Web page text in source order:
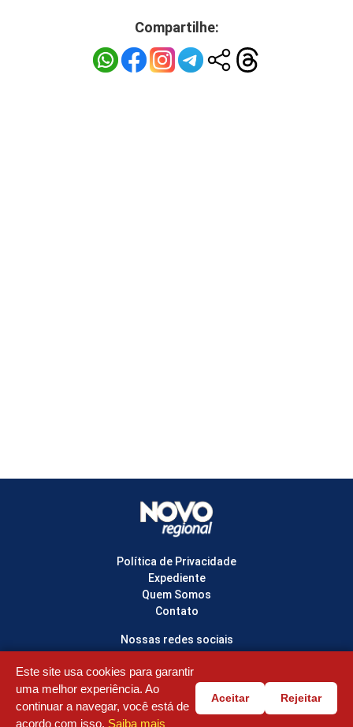
Compartilhe:
Política de Privacidade
Expediente
Quem Somos
Contato
Nossas redes sociais
© Copyright 2022-2026 NOVO REGIONAL - Todos os direitos reservados
Este site usa cookies para garantir
uma melhor experiência. Ao
continuar a navegar, você está de
acordo com isso. Saiba mais
Aceitar Rejeitar